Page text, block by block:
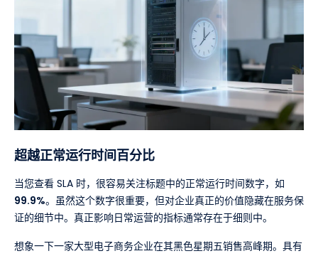
超越正常运行时间百分比
当您查看 SLA 时，很容易关注标题中的正常运行时间数字，如
99.9%。虽然这个数字很重要，但对企业真正的价值隐藏在服务保
证的细节中。真正影响日常运营的指标通常存在于细则中。
想象一下一家大型电子商务企业在其黑色星期五销售高峰期。具有